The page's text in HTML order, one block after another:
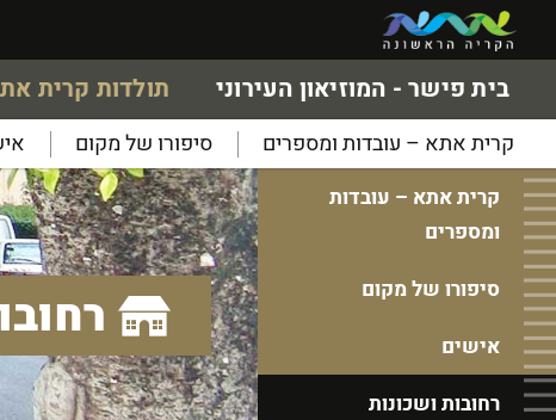
בית פישר - המוזיאון העירוני תולדות קרית
קרית אתא – עובדות ומספרים סיפורו של מקום
קרית אתא – עובדות
ומספרים
סיפורו של מקום
אישים
רחובות ושכונות